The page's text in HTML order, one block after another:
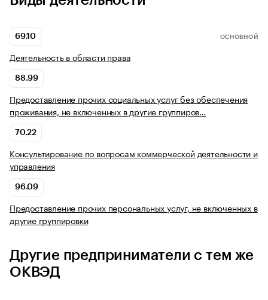
69.10 ОСНОВНОЙ
Деятельность в области права
88.99
Предоставление прочих социальных услуг без обеспечения
проживания, не включенных в другие группиров…
70.22
Консультирование по вопросам коммерческой деятельности и
управления
96.09
Предоставление прочих персональных услуг, не включенных в
другие группировки
Другие предприниматели с тем же
ОКВЭД